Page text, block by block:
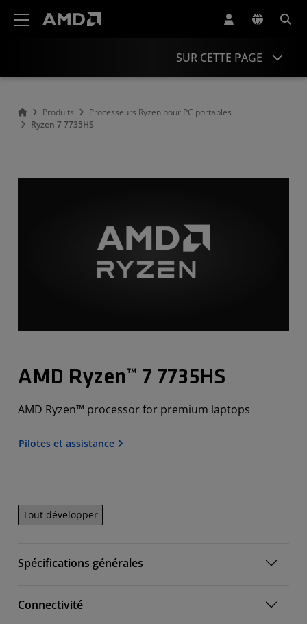
SUR CETTE PAGE
Produits
Processeurs Ryzen pour PC portables
Ryzen 7 7735HS
AMD Ryzen™ 7 7735HS
AMD Ryzen™ processor for premium laptops
Pilotes et assistance
Tout développer
Spécifications générales
Connectivité